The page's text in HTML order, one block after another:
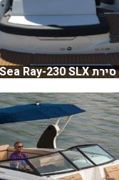
סירת Sea Ray-230 SLX